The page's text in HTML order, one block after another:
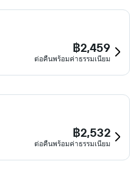
฿2,459
ต่อคืนพร้อมค่าธรรมเนียม
฿2,532
ต่อคืนพร้อมค่าธรรมเนียม